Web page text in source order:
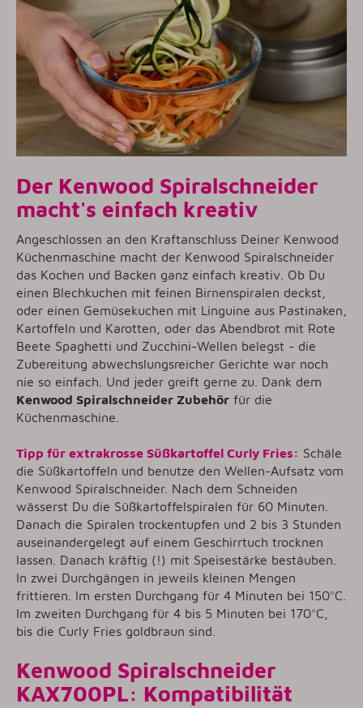
Der Kenwood Spiralschneider
macht's einfach kreativ
Angeschlossen an den Kraftanschluss Deiner Kenwood
Küchenmaschine macht der Kenwood Spiralschneider
das Kochen und Backen ganz einfach kreativ. Ob Du
einen Blechkuchen mit feinen Birnenspiralen deckst,
oder einen Gemüsekuchen mit Linguine aus Pastinaken,
Kartoffeln und Karotten, oder das Abendbrot mit Rote
Beete Spaghetti und Zucchini-Wellen belegst - die
Zubereitung abwechslungsreicher Gerichte war noch
nie so einfach. Und jeder greift gerne zu. Dank dem
Kenwood Spiralschneider Zubehör für die
Küchenmaschine.
Tipp für extrakrosse Süßkartoffel Curly Fries: Schäle
die Süßkartoffeln und benutze den Wellen-Aufsatz vom
Kenwood Spiralschneider. Nach dem Schneiden
wässerst Du die Süßkartoffelspiralen für 60 Minuten.
Danach die Spiralen trockentupfen und 2 bis 3 Stunden
auseinandergelegt auf einem Geschirrtuch trocknen
lassen. Danach kräftig (!) mit Speisestärke bestäuben.
In zwei Durchgängen in jeweils kleinen Mengen
frittieren. Im ersten Durchgang für 4 Minuten bei 150°C.
Im zweiten Durchgang für 4 bis 5 Minuten bei 170°C,
bis die Curly Fries goldbraun sind.
Kenwood Spiralschneider
KAX700PL: Kompatibilität